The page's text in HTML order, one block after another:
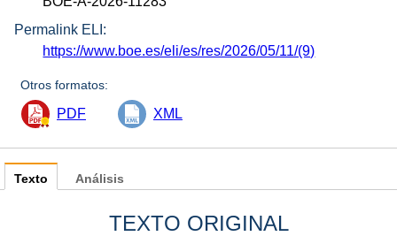
Permalink ELI:
https://www.boe.es/eli/es/res/2026/05/11/(9)
Otros formatos:
PDF XML
Texto
TEXTO ORIGINAL
Análisis